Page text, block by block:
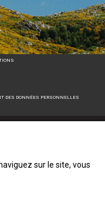
sur le site, vous
DES DONNÉES PERSONNELLES